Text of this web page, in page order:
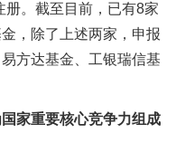
册。截至目前，已有8家
，除了上述两家，申报
方达基金、工银瑞信基
家重要核心竞争力组成